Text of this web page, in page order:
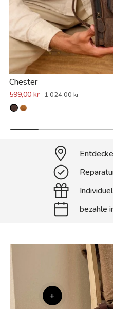
Chester
599,00 kr 1 024,00 kr
bezahle
+